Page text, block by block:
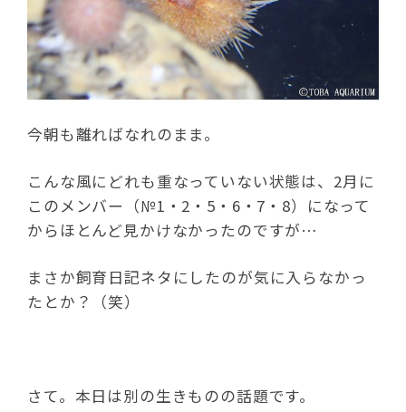
今朝も離ればなれのまま。
こんな風にどれも重なっていない状態は、2月に
このメンバー（№1・2・5・6・7・8）になって
からほとんど見かけなかったのですが…
まさか飼育日記ネタにしたのが気に入らなかっ
たとか？（笑）
さて。本日は別の生きものの話題です。